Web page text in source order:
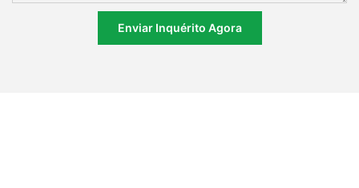
Enviar Inquérito Agora